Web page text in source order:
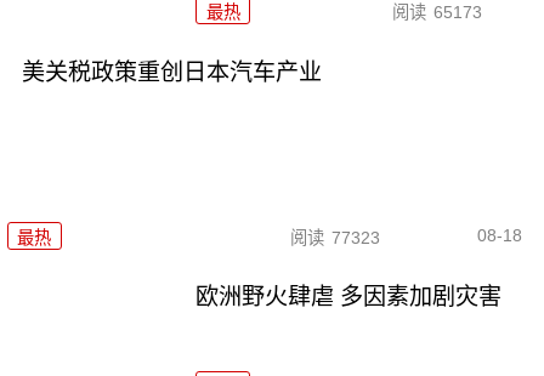
最热 阅读 65173
美关税政策重创日本汽车产业
最热 阅读 77323 08-18
欧洲野火肆虐 多因素加剧灾害